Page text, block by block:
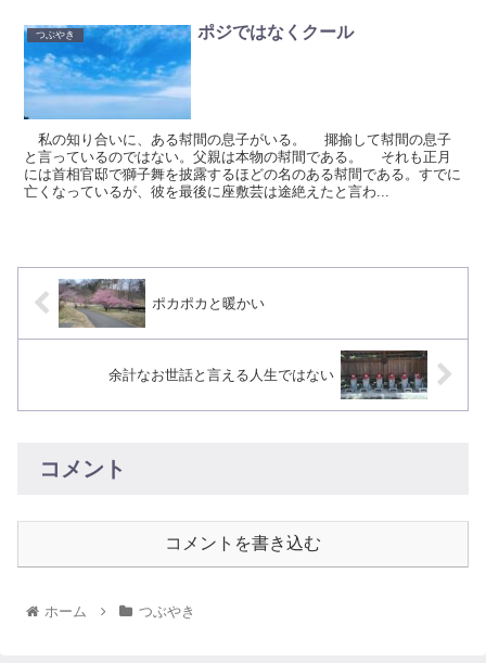
つぶやき ポジではなくクール
私の知り合いに、ある幇間の息子がいる。 揶揄して幇間の息子
と言っているのではない。父親は本物の幇間である。 それも正月
には首相官邸で獅子舞を披露するほどの名のある幇間である。すでに
亡くなっているが、彼を最後に座敷芸は途絶えたと言わ...
ポカポカと暖かい
余計なお世話と言える人生ではない
コメント
コメントを書き込む
ホーム つぶやき